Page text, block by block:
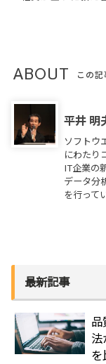
ABOUT この
平井 明
ソフトウ
にわたり
IT企業の
データ分
を行って
最新記事
を